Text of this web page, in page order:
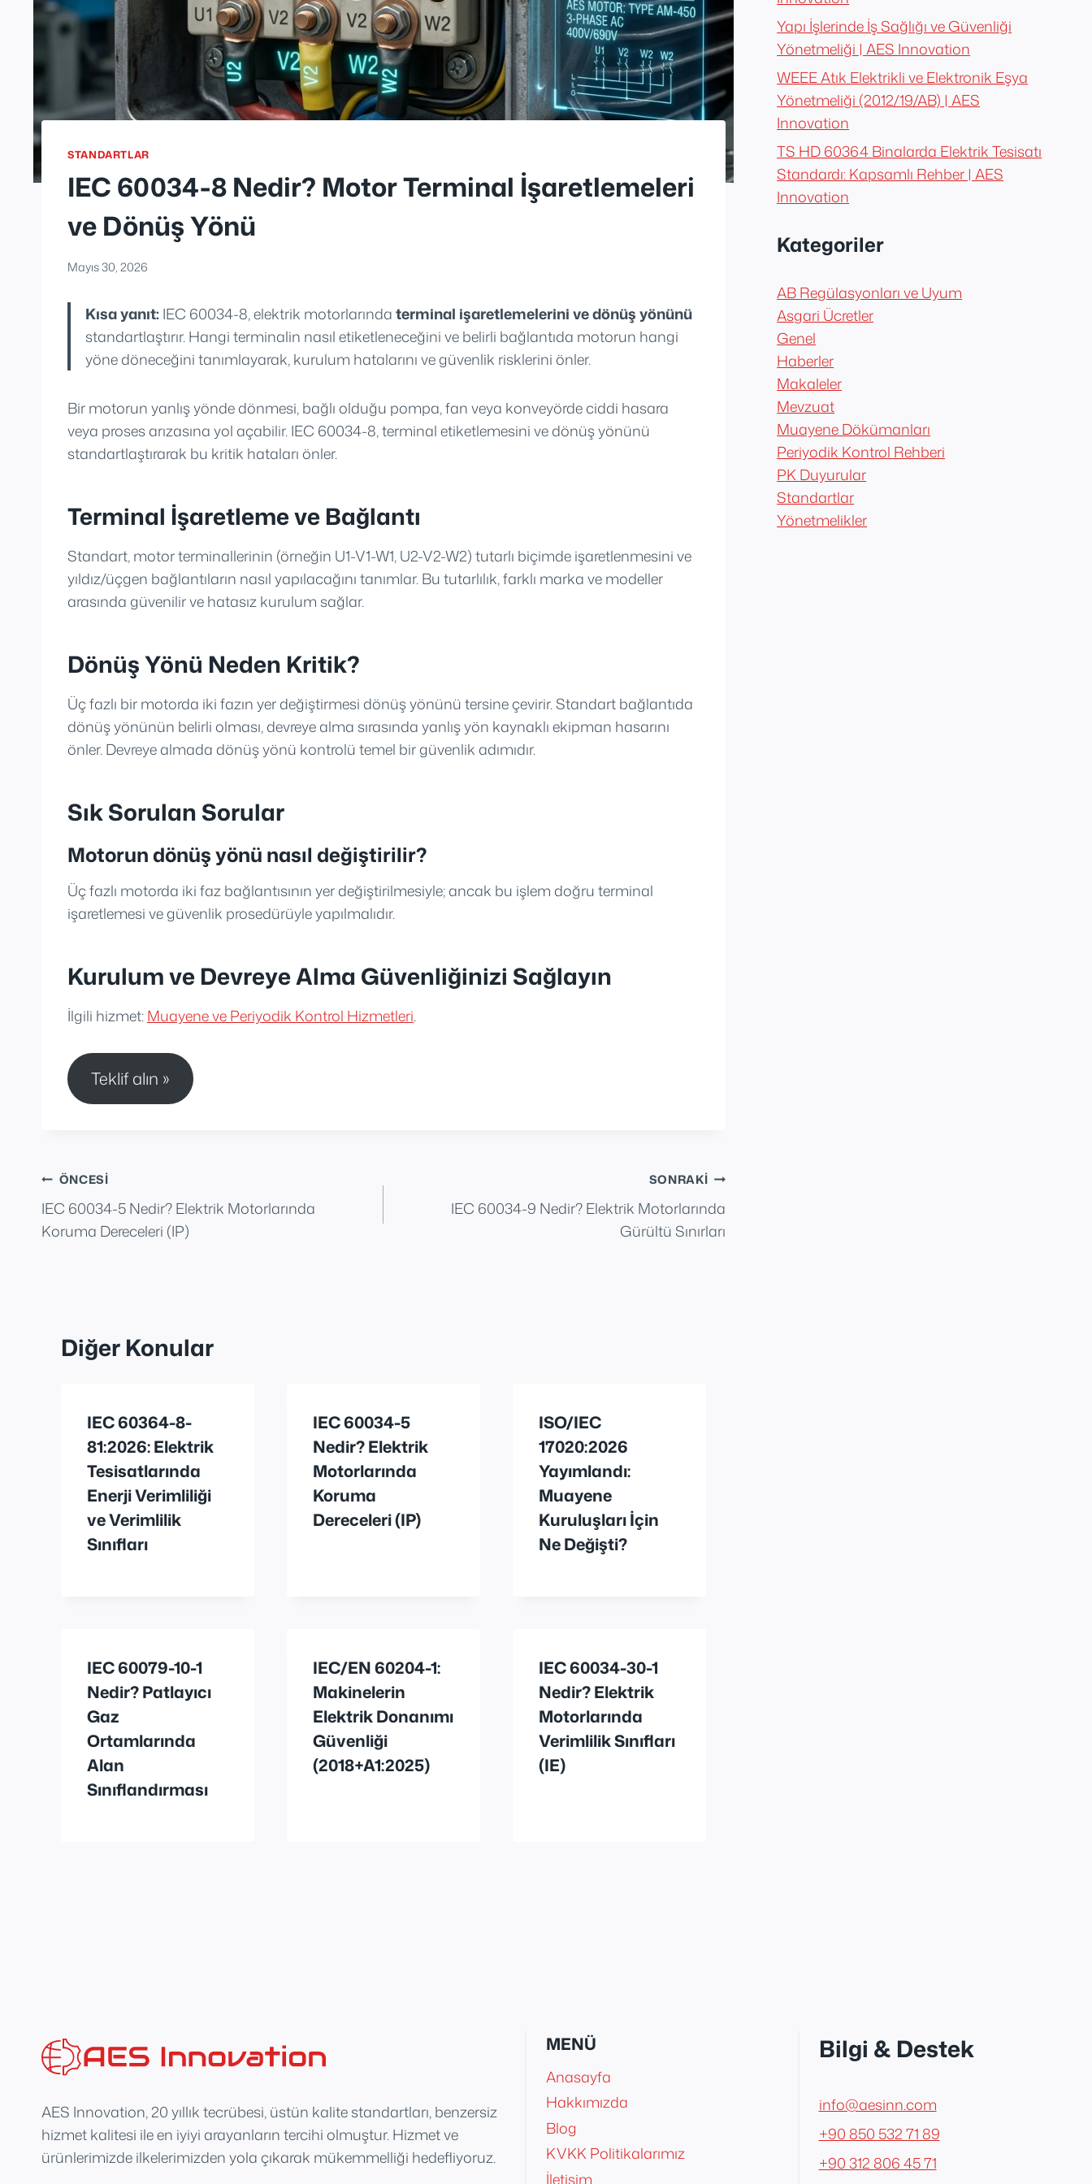
STANDARTLAR
IEC 60034-8 Nedir? Motor Terminal İşaretlemeleri
ve Dönüş Yönü
Mayıs 30, 2026
Kısa yanıt:IEC 60034-8, elektrik motorlarındaterminal işaretlemelerini ve dönüş yönünü
standartlaştırır. Hangi terminalin nasıl etiketleneceğini ve belirli bağlantıda motorun hangi
yöne döneceğini tanımlayarak, kurulum hatalarını ve güvenlik risklerini önler.
Bir motorun yanlış yönde dönmesi, bağlı olduğu pompa, fan veya konveyörde ciddi hasara
veya proses arızasına yol açabilir. IEC 60034-8, terminal etiketlemesini ve dönüş yönünü
standartlaştırarak bu kritik hataları önler.
Terminal İşaretleme ve Bağlantı
Standart, motor terminallerinin (örneğin U1-V1-W1, U2-V2-W2) tutarlı biçimde işaretlenmesini ve
yıldız/üçgen bağlantıların nasıl yapılacağını tanımlar. Bu tutarlılık, farklı marka ve modeller
arasında güvenilir ve hatasız kurulum sağlar.
Dönüş Yönü Neden Kritik?
Üç fazlı bir motorda iki fazın yer değiştirmesi dönüş yönünü tersine çevirir. Standart bağlantıda
dönüş yönünün belirli olması, devreye alma sırasında yanlış yön kaynaklı ekipman hasarını
önler. Devreye almada dönüş yönü kontrolü temel bir güvenlik adımıdır.
Sık Sorulan Sorular
Motorun dönüş yönü nasıl değiştirilir?
Üç fazlı motorda iki faz bağlantısının yer değiştirilmesiyle; ancak bu işlem doğru terminal
işaretlemesi ve güvenlik prosedürüyle yapılmalıdır.
Kurulum ve Devreye Alma Güvenliğinizi Sağlayın
İlgili hizmet:Muayene ve Periyodik Kontrol Hizmetleri.
Teklif alın »
Yazı
gezinmesi
ÖNCESI
IEC 60034-5 Nedir? Elektrik Motorlarında
Koruma Dereceleri (IP)
SONRAKI
IEC 60034-9 Nedir? Elektrik Motorlarında
Gürültü Sınırları
Diğer Konular
IEC 60364-8-
81:2026: Elektrik
Tesisatlarında
Enerji Verimliliği
ve Verimlilik
Sınıfları
IEC 60034-5
Nedir? Elektrik
Motorlarında
Koruma
Dereceleri (IP)
ISO/IEC
17020:2026
Yayımlandı:
Muayene
Kuruluşları İçin
Ne Değişti?
IEC 60079-10-1
Nedir? Patlayıcı
Gaz
Ortamlarında
Alan
Sınıflandırması
IEC/EN 60204-1:
Makinelerin
Elektrik Donanımı
Güvenliği
(2018+A1:2025)
IEC 60034-30-1
Nedir? Elektrik
Motorlarında
Verimlilik Sınıfları
(IE)
Yapı İşlerinde İş Sağlığı ve Güvenliği
Yönetmeliği | AES Innovation
WEEE Atık Elektrikli ve Elektronik Eşya
Yönetmeliği (2012/19/AB) | AES
Innovation
TS HD 60364 Binalarda Elektrik Tesisatı
Standardı: Kapsamlı Rehber | AES
Innovation
Kategoriler
AB Regülasyonları ve Uyum
Asgari Ücretler
Genel
Haberler
Makaleler
Mevzuat
Muayene Dökümanları
Periyodik Kontrol Rehberi
PK Duyurular
Standartlar
Yönetmelikler
AES Innovation, 20 yıllık tecrübesi, üstün kalite standartları, benzersiz
hizmet kalitesi ile en iyiyi arayanların tercihi olmuştur. Hizmet ve
ürünlerimizde ilkelerimizden yola çıkarak mükemmelliği hedefliyoruz.
MENÜ
Anasayfa
Hakkımızda
Blog
KVKK Politikalarımız
İletişim
Bilgi & Destek
info@aesinn.com
+90 850 532 71 89
+90 312 806 45 71